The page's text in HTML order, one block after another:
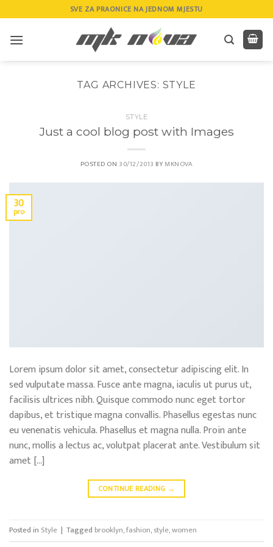
to
content
SVE ZA PRAONICE NA JEDNOM MJESTU
TAG ARCHIVES: STYLE
STYLE
Just a cool blog post with Images
POSTED ON 30/12/2013 BY MKNOVA
30
pro
Lorem ipsum dolor sit amet, consectetur adipiscing elit. In
sed vulputate massa. Fusce ante magna, iaculis ut purus ut,
facilisis ultrices nibh. Quisque commodo nunc eget tortor
dapibus, et tristique magna convallis. Phasellus egestas nunc
eu venenatis vehicula. Phasellus et magna nulla. Proin ante
nunc, mollis a lectus ac, volutpat placerat ante. Vestibulum sit
amet […]
CONTINUE READING →
Posted in Style | Tagged brooklyn,fashion,style,women